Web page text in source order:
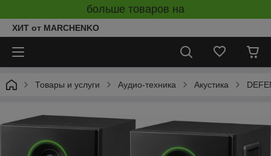
больше товаров на
ХИТ от MARCHENKO
Товары и услуги Аудио-техника Акустика